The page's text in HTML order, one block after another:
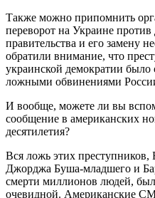
Также можно припомнить
переворот на Украине
правительства и его замену
обратили внимание, что
украинской демократии было
ложными обвинениями
И вообще, можете ли вы
сообщение в американских
десятилетия?
Вся ложь этих
Джорджа Буша-младшего и
смерти миллионов людей,
очевидной. Американские